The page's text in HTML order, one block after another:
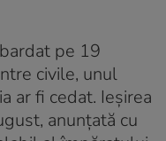
pe 19
civile, unul
ar fi cedat. Ieșirea
anunțată cu